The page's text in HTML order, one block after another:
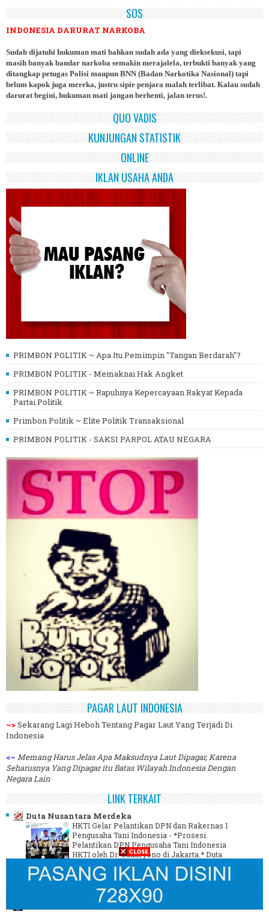
SOS
INDONESIA DARURAT NARKOBA
Sudah dijatuhi hukuman mati bahkan sudah ada yang dieksekusi, tapi
masih banyak bandar narkoba semakin merajalela, terbukti banyak yang
ditangkap petugas Polisi maupun BNN (Badan Narkotika Nasional) tapi
belum kapok juga mereka, justru sipir penjara malah terlibat. Kalau sudah
darurat begini, hukuman mati jangan berhenti, jalan terus!.
QUO VADIS
KUNJUNGAN STATISTIK
ONLINE
IKLAN USAHA ANDA
PRIMBON POLITIK ~ Apa Itu Pemimpin "Tangan Berdarah"?
PRIMBON POLITIK - Memaknai Hak Angket
PRIMBON POLITIK ~ Rapuhnya Kepercayaan Rakyat Kepada
Partai Politik
Primbon Politik ~ Elite Politik Transaksional
PRIMBON POLITIK - SAKSI PARPOL ATAU NEGARA
PAGAR LAUT INDONESIA
~>Sekarang Lagi Heboh Tentang Pagar Laut Yang Terjadi Di
Indonesia
<~ Memang Harus Jelas Apa Maksudnya Laut Dipagar, Karena
Seharusnya Yang Dipagar itu Batas Wilayah Indonesia Dengan
Negara Lain
LINK TERKAIT
Duta Nusantara Merdeka
HKTI Gelar Pelantikan DPN dan Rakernas I
Pengusaha Tani Indonesia - *Prosesi
Pelantikan DPN Pengusaha Tani Indonesia
HKTI oleh Dr. Sudaryono di Jakarta.* Duta
Nusantara Merdeka | Jakarta Himpunan
Pengusaha Tani Indonesia ...
2 minggu yang lalu